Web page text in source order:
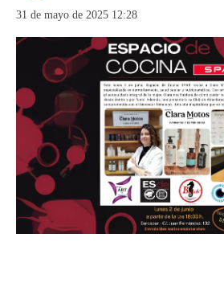
31 de mayo de 2025 12:28